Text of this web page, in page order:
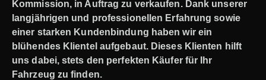
Kommission, in Auftrag zu verkaufen. Dank unserer
langjährigen und professionellen Erfahrung sowie
einer starken Kundenbindung haben wir ein
blühendes Klientel aufgebaut. Dieses Klienten hilft
uns dabei, stets den perfekten Käufer für Ihr
Fahrzeug zu finden.